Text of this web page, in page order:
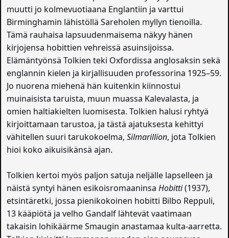
muutti jo kolmevuotiaana Englantiin ja varttui
Birminghamin lähistöllä Sareholen myllyn tienoilla.
Tämä rauhaisa lapsuudenmaisema näkyy hänen
kirjojensa hobittien vehreissä asuinsijoissa.
Elämäntyönsä Tolkien teki Oxfordissa anglosaksin sekä
englannin kielen ja kirjallisuuden professorina 1925–59.
Jo nuorena miehenä hän kuitenkin kiinnostui
muinaisista taruista, muun muassa Kalevalasta, ja
omien haltiakielten luomisesta. Tolkien halusi ryhtyä
kirjoittamaan tarustoa, ja tästä ajatuksesta kehittyi
vähitellen suuri tarukokoelma,Silmarillion, jota Tolkien
hioi koko aikuisikänsä ajan.
Tolkien kertoi myös paljon satuja neljälle lapselleen ja
näistä syntyi hänen esikoisromaaninsaHobitti(1937),
etsintäretki, jossa pienikokoinen hobitti Bilbo Reppuli,
13 kääpiötä ja velho Gandalf lähtevät vaatimaan
takaisin lohikäärme Smaugin anastamaa kulta-aarretta.